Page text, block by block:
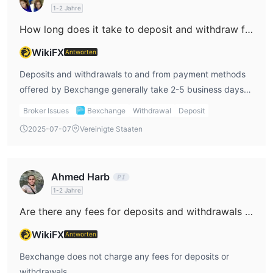
von keiner Finanzbehörde reguliert.
Händlern zusätzliche Sicherheit bieten kann. Regulierte Makler
müssen bestimmte Standards und Vorschriften einhalten, um
zu gewährleisten. Ohne Regulierung besteht ein höheres Risiko
betrügerischer Aktivitäten, wie z. B. Missbrauch von
Kundengeldern, unlautere Handelspraktiken und mangelnde
Transparenz.
Bexchangebietet eine Reihe von Kontotypen und
Handelsinstrumenten mit wettbewerbsfähigen Spreads und
benutzerfreundlich und bietet einige fortschrittliche
Handelstools und -funktionen sowie drei Arten von
Bexchange ist nicht reguliert, was einige Händler beunruhigen
1-2 Jahre
How long does it take to deposit and withdraw funds with Bexchange?
WikiFXAntworten
Deposits and withdrawals to and from payment methods
offered by Bexchange generally take 2-5 business days
Broker Issues Bexchange Withdrawal
Deposit
2025-07-07
Vereinigte Staaten
Ahmed Harb
1-2 Jahre
Are there any fees for deposits and withdrawals at Bexchange?
WikiFXAntworten
Bexchange does not charge any fees for deposits or